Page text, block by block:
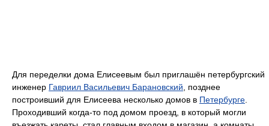
Для переделки дома Елисеевым был приглашён петербургский
инженер Гавриил Васильевич Барановский , позднее
построивший для Елисеева несколько домов в Петербурге
Проходивший когда-то под домом проезд, в который могли